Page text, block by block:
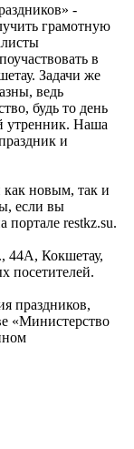
-
грамотную
в
Задачи же
ведь
будь то день
утренник. Наша
и
как новым, так и
если вы
портале restkz.su.
44А, Кокшетау,
посетителей.
праздников,
«Министерство